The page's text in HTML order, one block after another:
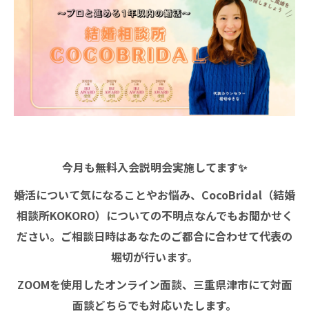
今月も無料入会説明会実施してます✨
婚活について気になることやお悩み、CocoBridal（結婚
相談所KOKORO）についての不明点なんでもお聞かせく
ださい。ご相談日時はあなたのご都合に合わせて代表の
堀切が行います。
ZOOMを使用したオンライン面談、三重県津市にて対面
面談どちらでも対応いたします。